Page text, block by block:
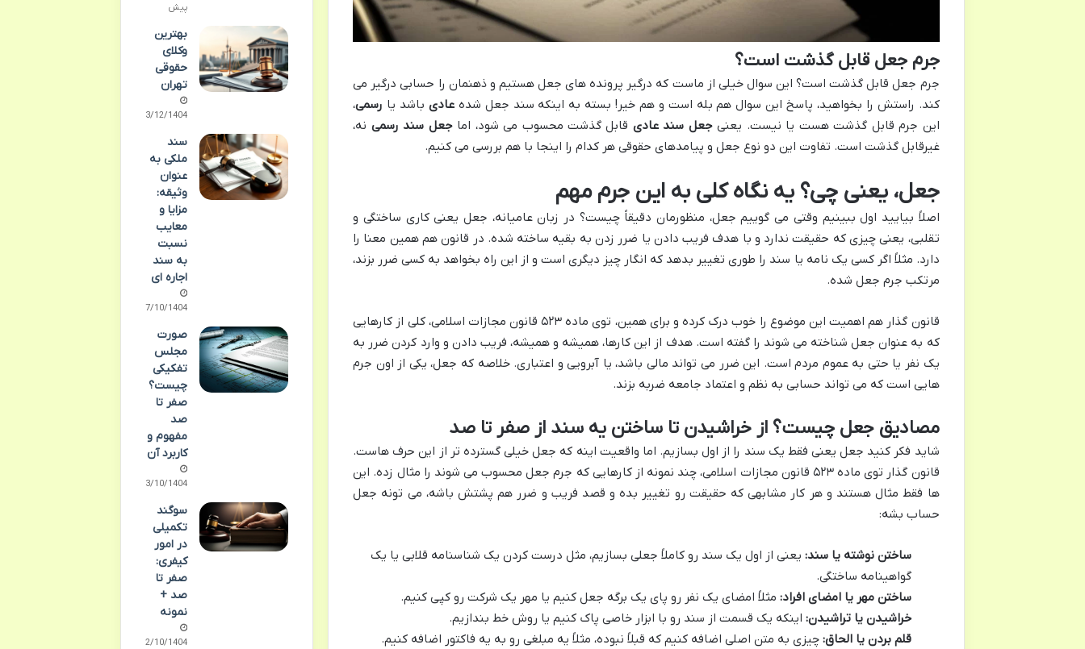
جرم جعل قابل گذشت است؟
جرم جعل قابل گذشت است؟ این سوال خیلی از ماست که درگیر پرونده های جعل هستیم و ذهنمان را حسابی درگیر می
کند. راستش را بخواهید، پاسخ این سوال هم بله است و هم خیر! بسته به اینکه سند جعل شدهعادی باشد یا رسمی،
این جرم قابل گذشت هست یا نیست. یعنیجعل سند عادی قابل گذشت محسوب می شود، اماجعل سند رسمی نه،
غیرقابل گذشت است. تفاوت این دو نوع جعل و پیامدهای حقوقی هر کدام را اینجا با هم بررسی می کنیم.
جعل، یعنی چی؟ یه نگاه کلی به این جرم مهم
اصلاً بیایید اول ببینیم وقتی می گوییم جعل، منظورمان دقیقاً چیست؟ در زبان عامیانه، جعل یعنی کاری ساختگی و
تقلبی، یعنی چیزی که حقیقت ندارد و با هدف فریب دادن یا ضرر زدن به بقیه ساخته شده. در قانون هم همین معنا را
دارد. مثلاً اگر کسی یک نامه یا سند را طوری تغییر بدهد که انگار چیز دیگری است و از این راه بخواهد به کسی ضرر بزند،
مرتکب جرم جعل شده.
قانون گذار هم اهمیت این موضوع را خوب درک کرده و برای همین، توی ماده ۵۲۳ قانون مجازات اسلامی، کلی از کارهایی
که به عنوان جعل شناخته می شوند را گفته است. هدف از این کارها، همیشه و همیشه، فریب دادن و وارد کردن ضرر به
یک نفر یا حتی به عموم مردم است. این ضرر می تواند مالی باشد، یا آبرویی و اعتباری. خلاصه که جعل، یکی از اون جرم
هایی است که می تواند حسابی به نظم و اعتماد جامعه ضربه بزند.
مصادیق جعل چیست؟ از خراشیدن تا ساختن یه سند از صفر تا صد
شاید فکر کنید جعل یعنی فقط یک سند را از اول بسازیم. اما واقعیت اینه که جعل خیلی گسترده تر از این حرف هاست.
قانون گذار توی ماده ۵۲۳ قانون مجازات اسلامی، چند نمونه از کارهایی که جرم جعل محسوب می شوند را مثال زده. این
ها فقط مثال هستند و هر کار مشابهی که حقیقت رو تغییر بده و قصد فریب و ضرر هم پشتش باشه، می تونه جعل
حساب بشه:
ساختن نوشته یا سند: یعنی از اول یک سند رو کاملاً جعلی بسازیم، مثل درست کردن یک شناسنامه قلابی یا یک
گواهینامه ساختگی.
ساختن مهر یا امضای افراد: مثلاً امضای یک نفر رو پای یک برگه جعل کنیم یا مهر یک شرکت رو کپی کنیم.
خراشیدن یا تراشیدن: اینکه یک قسمت از سند رو با ابزار خاصی پاک کنیم یا روش خط بندازیم.
قلم بردن یا الحاق: چیزی به متن اصلی اضافه کنیم که قبلاً نبوده، مثلاً یه مبلغی رو به یه فاکتور اضافه کنیم.
پیش
بهترین
وکلای
حقوقی
تهران
03/12/1404
سند
ملکی به
عنوان
وثیقه:
مزایا و
معایب
نسبت
به سند
اجاره ای
07/10/1404
صورت
مجلس
تفکیکی
چیست؟
صفر تا
صد
مفهوم و
کاربرد آن
03/10/1404
سوگند
تکمیلی
در امور
کیفری:
صفر تا
صد +
نمونه
02/10/1404